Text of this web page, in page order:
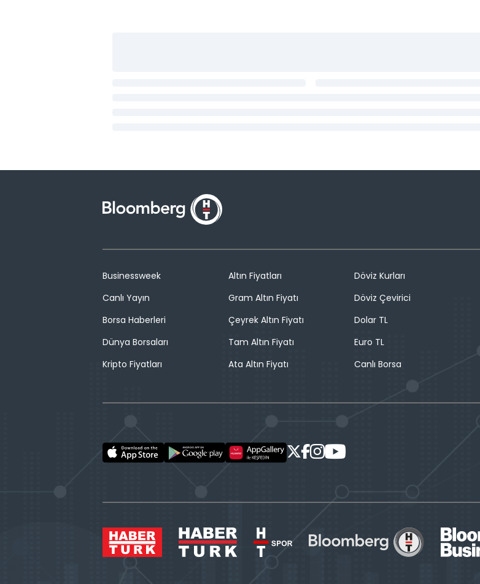
Businessweek
Canlı Yayın
Borsa Haberleri
Dünya Borsaları
Kripto Fiyatları
Altın Fiyatları
Gram Altın Fiyatı
Çeyrek Altın Fiyatı
Tam Altın Fiyatı
Ata Altın Fiyatı
Döviz Kurları
Döviz Çevirici
Dolar TL
Euro TL
Canlı Borsa